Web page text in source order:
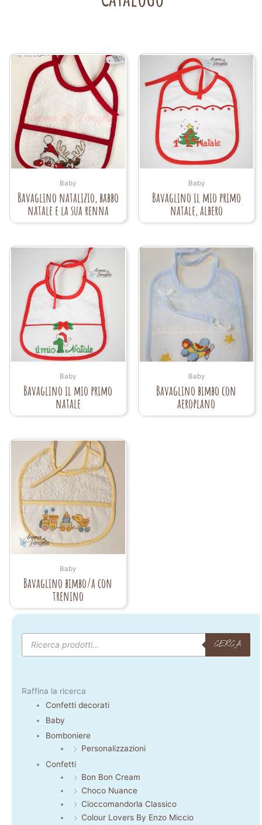
Baby
Bavaglino natalizio, babbo
natale e la sua renna
Baby
Bavaglino il mio primo
natale, albero
Baby
Bavaglino il mio primo
natale
Baby
Bavaglino bimbo con
aeroplano
Baby
Bavaglino bimbo/a con
trenino
Products
search
CERCA
Raffina la ricerca
Confetti decorati
Baby
Bomboniere
Personalizzazioni
Confetti
Bon Bon Cream
Choco Nuance
Cioccomandorla Classico
Colour Lovers By Enzo Miccio